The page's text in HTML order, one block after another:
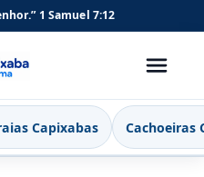
1 Samuel 7:12
da Gema
Capixabas Cachoeiras